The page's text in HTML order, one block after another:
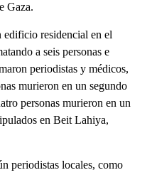
Gaza.
edificio residencial en el
a seis personas e
periodistas y médicos,
murieron en un segundo
personas murieron en un
en Beit Lahiya,
periodistas locales, como